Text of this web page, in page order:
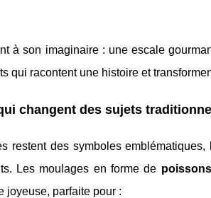
à son imaginaire : une escale
qui racontent une histoire et
changent des sujets
restent des symboles
Les moulages en forme de poissons
joyeuse, parfaite pour :